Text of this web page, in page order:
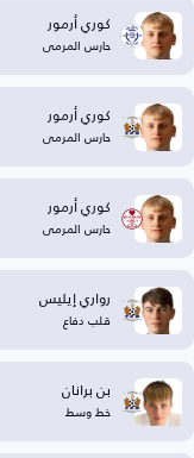
كوري أرمور
حارس المرمى
كوري أرمور
حارس المرمى
كوري أرمور
حارس المرمى
رواري إيليس
قلب دفاع
بن برانان
خط وسط